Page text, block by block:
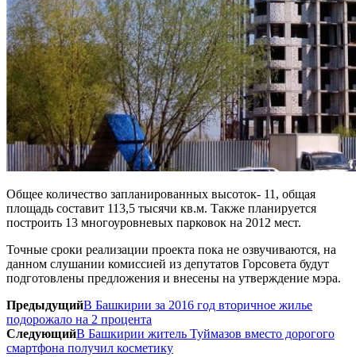
Общее количество запланированных высоток- 11, общая
площадь составит 113,5 тысячи кв.м. Также планируется
построить 13 многоуровневых парковок на 2012 мест.
Точные сроки реализации проекта пока не озвучиваются, на
данном слушании комиссией из депутатов Горсовета будут
подготовлены предложения и внесены на утверждение мэра.
ПредыдущийВ Башкирии за 2016 год вторичное жилье
подорожало на 2 процента
СледующийВ Башкирии житель Туймазов вместо дорогого
смартфона получил косметику